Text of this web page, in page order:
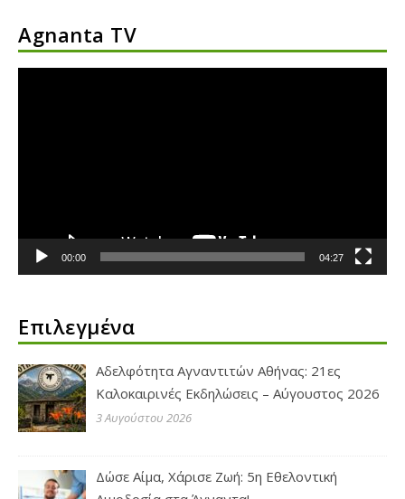
Agnanta TV
00:00 04:27
Επιλεγμένα
Αδελφότητα Αγναντιτών Αθήνας: 21ες
Καλοκαιρινές Εκδηλώσεις – Αύγουστος 2026
3 Αυγούστου 2026
Δώσε Αίμα, Χάρισε Ζωή: 5η Εθελοντική